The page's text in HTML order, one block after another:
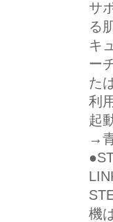
サ
る
キ
ー
た
利
起
→
機